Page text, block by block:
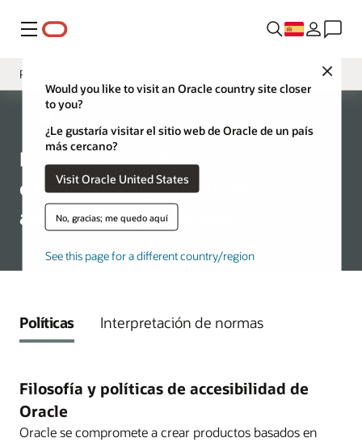
Menú
Close
Would you like to visit an Oracle country site closer
to you?
¿Le gustaría visitar el sitio web de Oracle de un país
más cercano?
Visit Oracle United States
No, gracias; me quedo aquí
See this page for a different country/region
Privacidad
Presentación
VPAT
Aprendizaje y soporte
Interpretación de
estándares y políticas de
accesibilidad de Oracle
Políticas Interpretación de normas
Filosofía y políticas de accesibilidad de
Oracle
Oracle se compromete a crear productos basados en